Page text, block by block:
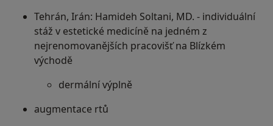
Tehrán, Irán: Hamideh Soltani, MD. - individuální
stáž v estetické medicíně na jedném z
nejrenomovanějších pracovišť na Blízkém
východě
dermální výplně
augmentace rtů